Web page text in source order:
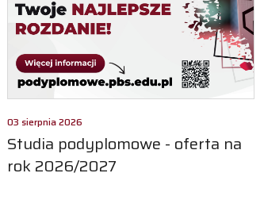
03 sierpnia 2026
Studia podyplomowe - oferta na
rok 2026/2027